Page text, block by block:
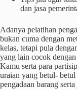
dan jasa
Adanya pelatihan
bukan cuma dengan
kelas, tetapi pula
yang lain cocok
Kamu serta para
uraian yang betul- betul
pengadaan barang